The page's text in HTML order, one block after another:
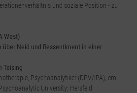
und soziale Position - zu
West)
über Neid und Ressentiment in einer
Teising
Psychoanalytiker (DPV/IPA), em.
University; Hersfeld